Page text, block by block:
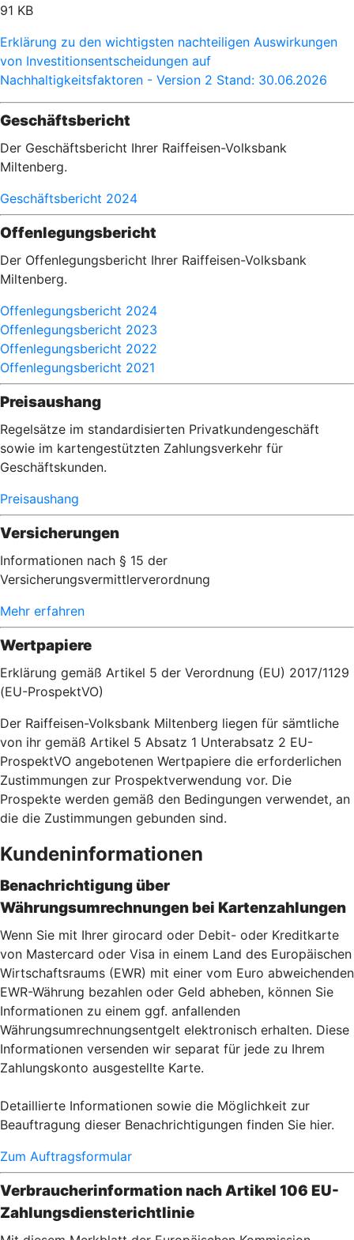
91 KB
Erklärung zu den wichtigsten nachteiligen Auswirkungen
von Investitionsentscheidungen auf
Nachhaltigkeitsfaktoren - Version 2 Stand: 30.06.2026
Geschäftsbericht
Der Geschäftsbericht Ihrer Raiffeisen-Volksbank
Miltenberg.
Geschäftsbericht 2024
Offenlegungsbericht
Der Offenlegungsbericht Ihrer Raiffeisen-Volksbank
Miltenberg.
Offenlegungsbericht 2024
Offenlegungsbericht 2023
Offenlegungsbericht 2022
Offenlegungsbericht 2021
Preisaushang
Regelsätze im standardisierten Privatkundengeschäft
sowie im kartengestützten Zahlungsverkehr für
Geschäftskunden.
Preisaushang
Versicherungen
Informationen nach § 15 der
Versicherungsvermittlerverordnung
Mehr erfahren
Wertpapiere
Erklärung gemäß Artikel 5 der Verordnung (EU) 2017/1129
(EU-ProspektVO)
Der Raiffeisen-Volksbank Miltenberg liegen für sämtliche
von ihr gemäß Artikel 5 Absatz 1 Unterabsatz 2 EU-
ProspektVO angebotenen Wertpapiere die erforderlichen
Zustimmungen zur Prospektverwendung vor. Die
Prospekte werden gemäß den Bedingungen verwendet, an
die die Zustimmungen gebunden sind.
Kundeninformationen
Benachrichtigung über
Währungsumrechnungen bei Kartenzahlungen
Wenn Sie mit Ihrer girocard oder Debit- oder Kreditkarte
von Mastercard oder Visa in einem Land des Europäischen
Wirtschaftsraums (EWR) mit einer vom Euro abweichenden
EWR-Währung bezahlen oder Geld abheben, können Sie
Informationen zu einem ggf. anfallenden
Währungsumrechnungsentgelt elektronisch erhalten. Diese
Informationen versenden wir separat für jede zu Ihrem
Zahlungskonto ausgestellte Karte.
Detaillierte Informationen sowie die Möglichkeit zur
Beauftragung dieser Benachrichtigungen finden Sie hier.
Zum Auftragsformular
Verbraucherinformation nach Artikel 106 EU-
Zahlungsdiensterichtlinie